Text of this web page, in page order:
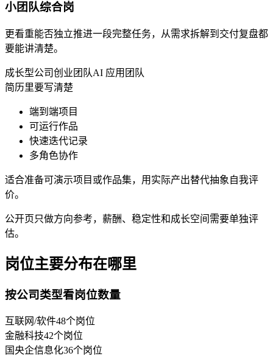
小团队综合岗
更看重能否独立推进一段完整任务，从需求拆解到交付复盘都
要能讲清楚。
成长型公司创业团队AI 应用团队
简历里要写清楚
端到端项目
可运行作品
快速迭代记录
多角色协作
适合准备可演示项目或作品集，用实际产出替代抽象自我评
价。
公开页只做方向参考，薪酬、稳定性和成长空间需要单独评
估。
岗位主要分布在哪里
按公司类型看岗位数量
互联网/软件48个岗位
金融科技42个岗位
国央企信息化36个岗位